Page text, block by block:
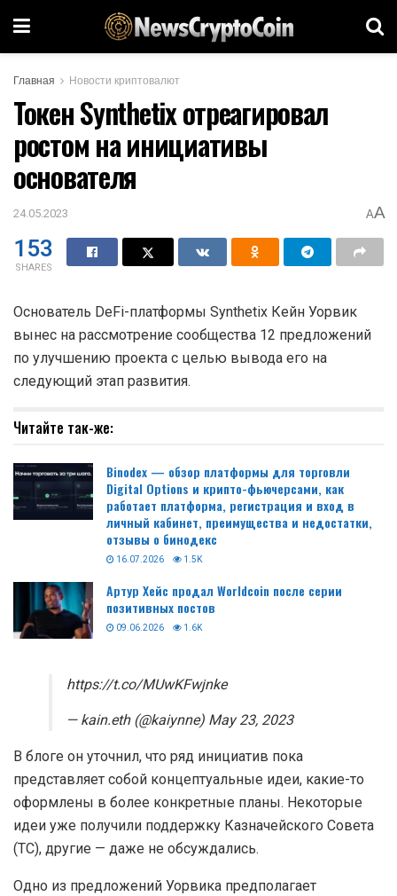
Главная Новости криптовалют
Токен Synthetix отреагировал
ростом на инициативы
основателя
24.05.2023 AA
153
SHARES
Основатель DeFi-платформы Synthetix Кейн Уорвик
вынес на рассмотрение сообщества 12 предложений
по улучшению проекта с целью вывода его на
следующий этап развития.
Читайте так-же:
Binodex — обзор платформы для торговли
Digital Options и крипто-фьючерсами, как
работает платформа, регистрация и вход в
личный кабинет, преимущества и недостатки,
отзывы о бинодекс
16.07.2026 1.5K
Артур Хейс продал Worldcoin после серии
позитивных постов
09.06.2026 1.6K
https://t.co/MUwKFwjnke
— kain.eth (@kaiynne) May 23, 2023
В блоге он уточнил, что ряд инициатив пока
представляет собой концептуальные идеи, какие-то
оформлены в более конкретные планы. Некоторые
идеи уже получили поддержку Казначейского Совета
(TC), другие — даже не обсуждались.
Одно из предложений Уорвика предполагает